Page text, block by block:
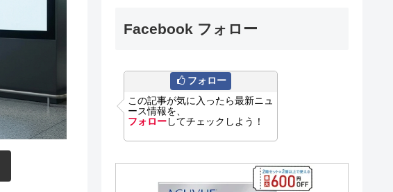
Facebook フォロー
フォロー
この記事が気に入ったら最新ニュ
ース情報を、
フォローしてチェックしよう！